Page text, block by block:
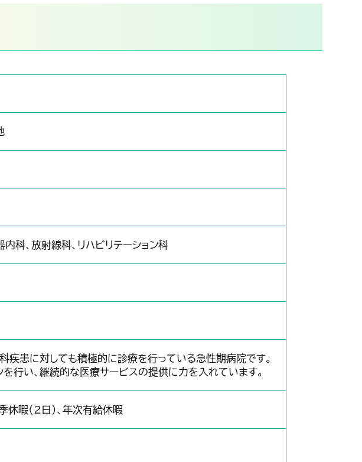
科、放射線科、リハビリテーション科
患に対しても積極的に診療を行っている急性期病院です。
行い、継続的な医療サービスの提供に力を入れています。
休暇（2日）、年次有給休暇